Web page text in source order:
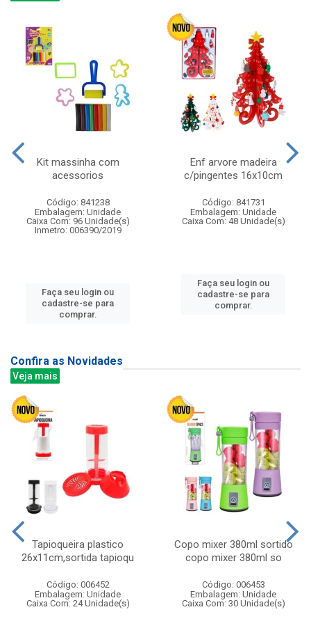
Kit massinha com
acessorios
Código: 841238
Embalagem: Unidade
Caixa Com: 96 Unidade(s)
Inmetro: 006390/2019
Faça seu login ou
cadastre-se para
comprar.
Enf arvore madeira
c/pingentes 16x10cm
Código: 841731
Embalagem: Unidade
Caixa Com: 48 Unidade(s)
Faça seu login ou
cadastre-se para
comprar.
Confira as Novidades
Veja mais
Tapioqueira plastico
26x11cm,sortida tapioqu
Código: 006452
Embalagem: Unidade
Caixa Com: 24 Unidade(s)
Copo mixer 380ml sortido
copo mixer 380ml so
Código: 006453
Embalagem: Unidade
Caixa Com: 30 Unidade(s)